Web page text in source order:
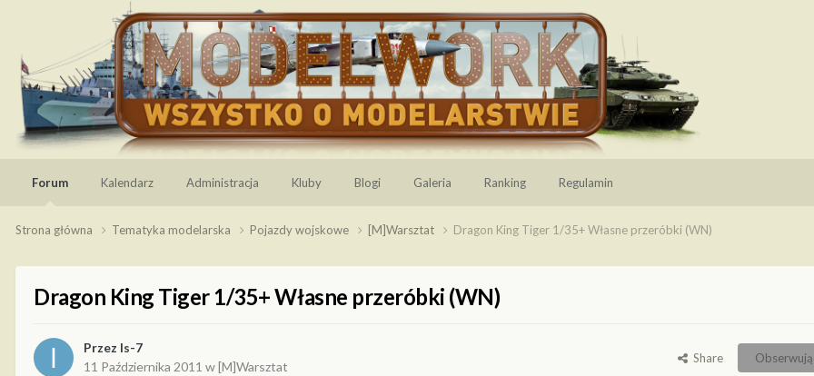
Forum Kalendarz Administracja Kluby Blogi Galeria Ranking Regulamin
Strona główna Tematyka modelarska Pojazdy wojskowe [M]Warsztat Dragon King Tiger 1/35+ Własne przeróbki (WN)
Dragon King Tiger 1/35+ Własne przeróbki (WN)
Przez Is-7
11 Października 2011 w[M]Warsztat
Share